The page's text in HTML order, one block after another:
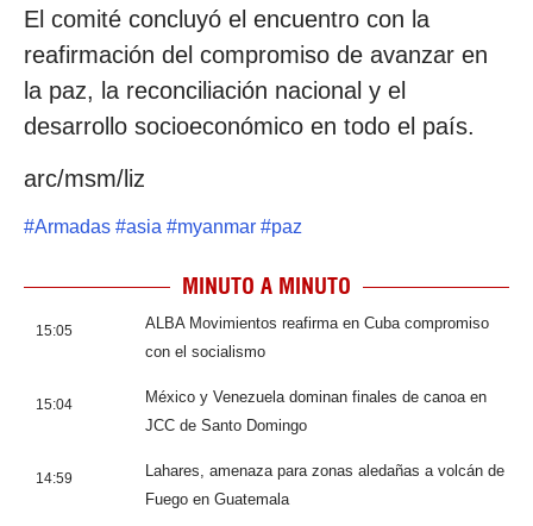
El comité concluyó el encuentro con la
reafirmación del compromiso de avanzar en
la paz, la reconciliación nacional y el
desarrollo socioeconómico en todo el país.
arc/msm/liz
#Armadas #asia #myanmar #paz
MINUTO A MINUTO
15:05
ALBA Movimientos reafirma en Cuba compromiso
con el socialismo
15:04
México y Venezuela dominan finales de canoa en
JCC de Santo Domingo
14:59
Lahares, amenaza para zonas aledañas a volcán de
Fuego en Guatemala